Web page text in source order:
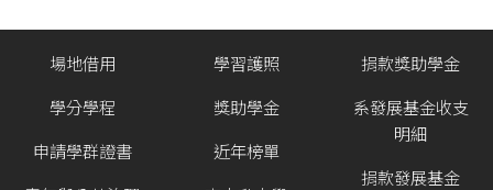
場地借用
學分學程
申請學群證書
學習護照
獎助學金
近年榜單
捐款獎助學金
系發展基金收支
明細
捐款發展基金